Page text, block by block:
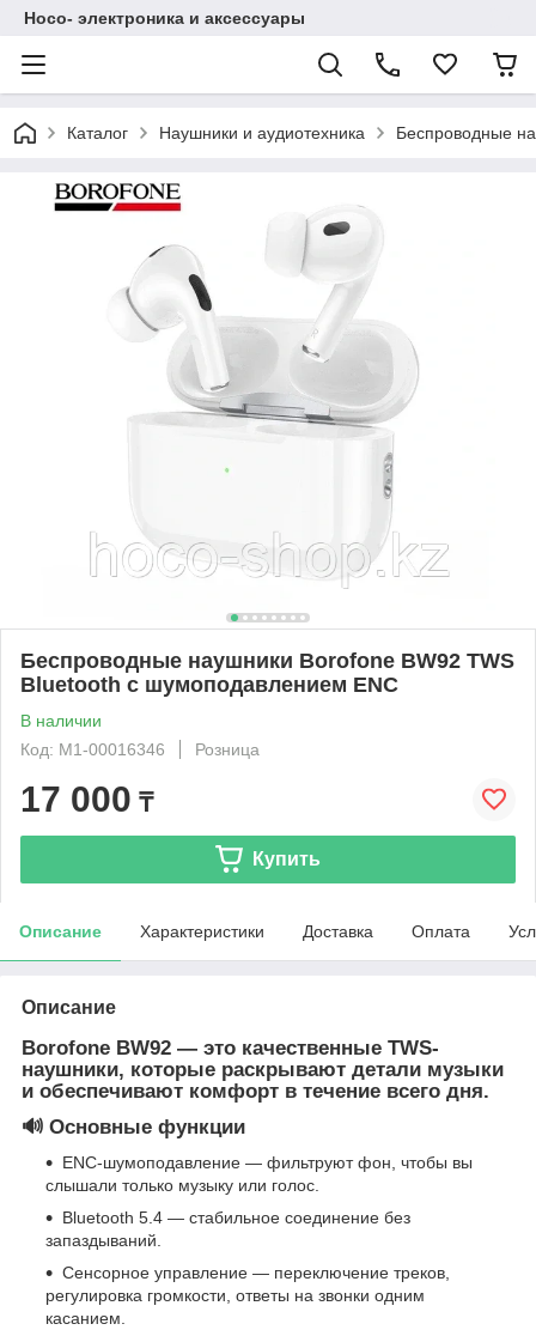
Hoco- электроника и аксессуары
Каталог Наушники и аудиотехника Беспроводные
Беспроводные наушники Borofone BW92 TWS
Bluetooth с шумоподавлением ENC
В наличии
Код: М1-00016346
Розница
17 000 ₸
Купить
Описание Характеристики Доставка Оплата
Описание
Borofone BW92 — это качественные TWS-
наушники, которые раскрывают детали музыки
и обеспечивают комфорт в течение всего дня.
🔊 Основные функции
ENC-шумоподавление — фильтруют фон, чтобы вы
слышали только музыку или голос.
Bluetooth 5.4 — стабильное соединение без
запаздываний.
Сенсорное управление — переключение треков,
регулировка громкости, ответы на звонки одним
касанием.